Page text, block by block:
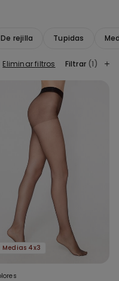
De rejilla Tupidas
Eliminar filtros Filtrar (1)
Medias 4x3